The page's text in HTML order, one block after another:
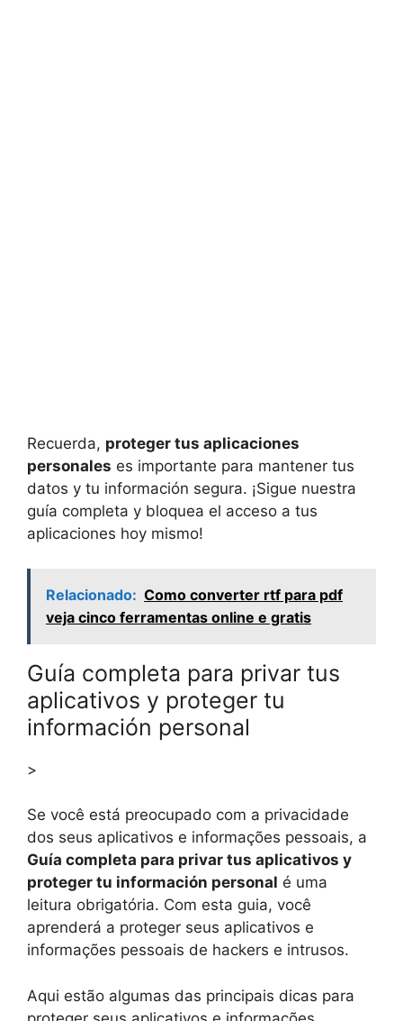
Recuerda, proteger tus aplicaciones
personales es importante para mantener tus
datos y tu información segura. ¡Sigue nuestra
guía completa y bloquea el acceso a tus
aplicaciones hoy mismo!
Relacionado: Como converter rtf para pdf
veja cinco ferramentas online e gratis
Guía completa para privar tus
aplicativos y proteger tu
información personal
>
Se você está preocupado com a privacidade
dos seus aplicativos e informações pessoais, a
Guía completa para privar tus aplicativos y
proteger tu información personal é uma
leitura obrigatória. Com esta guia, você
aprenderá a proteger seus aplicativos e
informações pessoais de hackers e intrusos.
Aqui estão algumas das principais dicas para